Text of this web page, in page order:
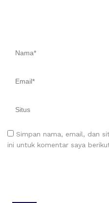
Simpan nama, email, dan
ini untuk komentar saya